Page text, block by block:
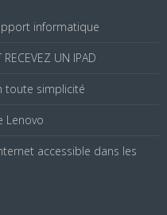
informatique
UN IPAD
toute simplicité
Lenovo
accessible dans les